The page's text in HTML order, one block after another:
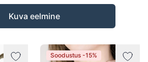
Kuva eelmine
Soodustus -15%